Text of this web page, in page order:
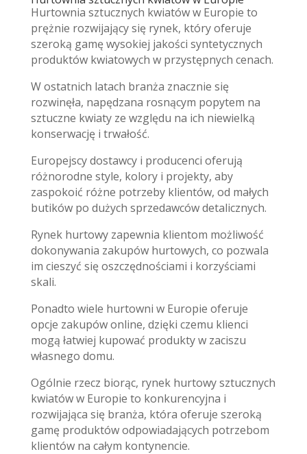
Hurtownia sztucznych kwiatów w Europie to
prężnie rozwijający się rynek, który oferuje
szeroką gamę wysokiej jakości syntetycznych
produktów kwiatowych w przystępnych cenach.
W ostatnich latach branża znacznie się
rozwinęła, napędzana rosnącym popytem na
sztuczne kwiaty ze względu na ich niewielką
konserwację i trwałość.
Europejscy dostawcy i producenci oferują
różnorodne style, kolory i projekty, aby
zaspokoić różne potrzeby klientów, od małych
butików po dużych sprzedawców detalicznych.
Rynek hurtowy zapewnia klientom możliwość
dokonywania zakupów hurtowych, co pozwala
im cieszyć się oszczędnościami i korzyściami
skali.
Ponadto wiele hurtowni w Europie oferuje
opcje zakupów online, dzięki czemu klienci
mogą łatwiej kupować produkty w zaciszu
własnego domu.
Ogólnie rzecz biorąc, rynek hurtowy sztucznych
kwiatów w Europie to konkurencyjna i
rozwijająca się branża, która oferuje szeroką
gamę produktów odpowiadających potrzebom
klientów na całym kontynencie.